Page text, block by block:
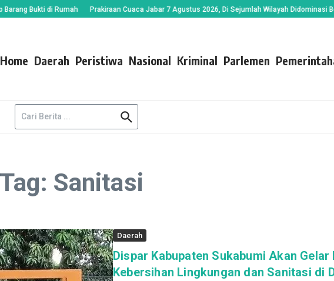
Bukti di Rumah Prakiraan Cuaca Jabar 7 Agustus 2026, Di Sejumlah Wilayah Didominasi
Home Daerah Peristiwa Nasional Kriminal Parlemen
Sanitasi
Daerah
Dispar Kabupaten Sukabumi Akan Gelar
Kebersihan Lingkungan dan Sanitasi di